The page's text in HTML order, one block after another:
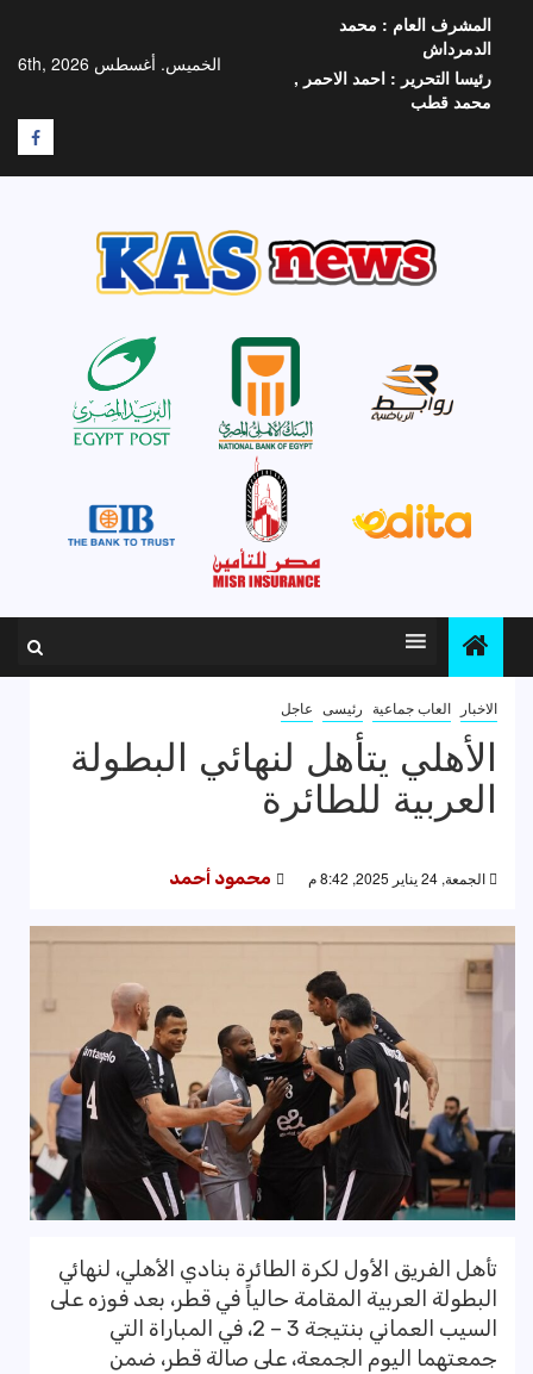
المحتوى
الخميس. أغسطس 6th, 2026
المشرف العام : محمد
الدمرداش
رئيسا التحرير : احمد الاحمر ,
محمد قطب
F
الاخبار العاب جماعية رئيسى عاجل
الأهلي يتأهل لنهائي البطولة
العربية للطائرة
الجمعة, 24 يناير 2025, 8:42 م محمود أحمد
تأهل الفريق الأول لكرة الطائرة بنادي الأهلي، لنهائي
البطولة العربية المقامة حالياً في قطر، بعد فوزه على
السيب العماني بنتيجة 3 – 2، في المباراة التي
جمعتهما اليوم الجمعة، على صالة قطر، ضمن